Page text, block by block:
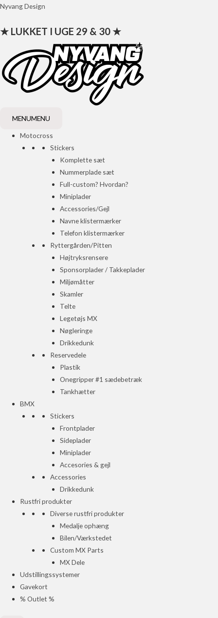
Gå
indholdet
Nyvang Design
★ LUKKET I UGE 29 & 30 ★
MENUMENU
Motocross
Stickers
Komplette sæt
Nummerplade sæt
Full-custom? Hvordan?
Miniplader
Accessories/Gejl
Navne klistermærker
Telefon klistermærker
Ryttergården/Pitten
Højtryksrensere
Sponsorplader / Takkeplader
Miljømåtter
Skamler
Telte
Legetøjs MX
Nøgleringe
Drikkedunk
Reservedele
Plastik
Onegripper #1 sædebetræk
Tankhætter
BMX
Stickers
Frontplader
Sideplader
Miniplader
Accesories & gejl
Accessories
Drikkedunk
Rustfri produkter
Diverse rustfri produkter
Medalje ophæng
Bilen/Værkstedet
Custom MX Parts
MX Dele
Udstillingssystemer
Gavekort
% Outlet %